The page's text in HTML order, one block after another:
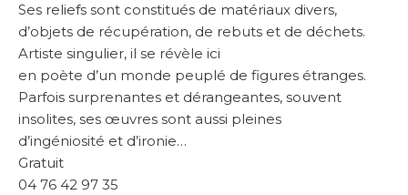
Ses reliefs sont constitués de matériaux divers,
d’objets de récupération, de rebuts et de déchets.
Artiste singulier, il se révèle ici
en poète d’un monde peuplé de figures étranges.
Parfois surprenantes et dérangeantes, souvent
insolites, ses œuvres sont aussi pleines
d’ingéniosité et d’ironie…
Gratuit
04 76 42 97 35